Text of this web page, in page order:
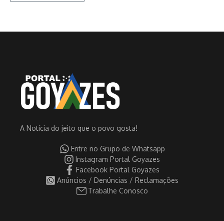
A Notícia do jeito que o povo gosta!
Entre no Grupo de Whatsapp
Instagram Portal Goyazes
Facebook Portal Goyazes
Anúncios / Denúncias / Reclamações
Trabalhe Conosco